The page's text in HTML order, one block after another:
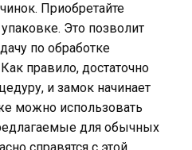
Приобретайте
Это позволит
по обработке
правило, достаточно
и замок начинает
можно использовать
для обычных